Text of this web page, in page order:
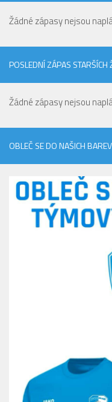
Žádné zápasy nejsou
POSLEDNÍ ZÁPAS STARŠÍCH
Žádné zápasy nejsou
OBLEČ SE DO NAŠICH BAREV